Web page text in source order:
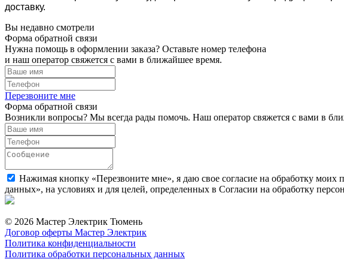
доставку.
Вы недавно смотрели
Форма обратной связи
Нужна помощь в оформлении заказа? Оставьте номер телефона
и наш оператор свяжется с вами в ближайшее время.
Перезвоните мне
Форма обратной связи
Возникли вопросы? Мы всегда рады помочь. Наш оператор свяжется с вами в
Нажимая кнопку «Перезвоните мне», я даю свое согласие на обработку
данных», на условиях и для целей, определенных в Согласии на обработку
© 2026 Мастер Электрик Тюмень
Договор оферты Мастер Электрик
Политика конфиденциальности
Политика обработки персональных данных